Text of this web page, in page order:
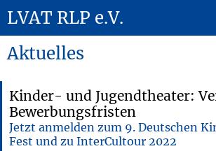
LVAT RLP e.V.
Aktuelles
Kinder- und Jugendtheater:
Bewerbungsfristen
Jetzt anmelden zum 9. Deutschen
Fest und zu InterCultour 2022